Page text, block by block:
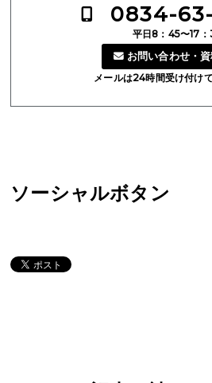
0834-
平日8：45〜17
お問い合わせ・
メールは24時間受け付けて
ソーシャルボタン